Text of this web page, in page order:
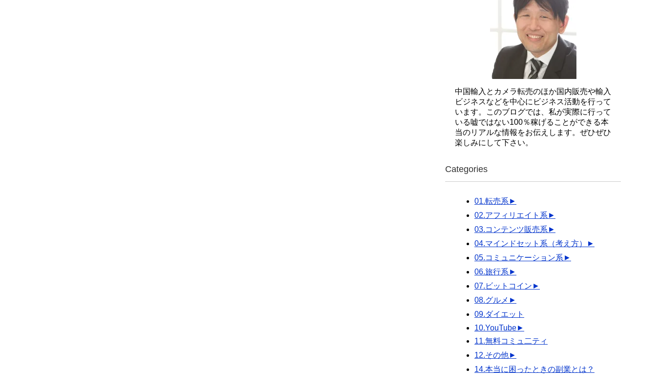
中国輸入とカメラ転売のほか国内販売や輸入
ビジネスなどを中心にビジネス活動を行って
います。このブログでは、私が実際に行って
いる嘘ではない100％稼げることができる本
当のリアルな情報をお伝えします。ぜひぜひ
楽しみにして下さい。
Categories
01.転売系 ►
02.アフィリエイト系 ►
03.コンテンツ販売系 ►
04.マインドセット系（考え方）
►
05.コミュニケーション系 ►
06.旅行系 ►
07.ビットコイン ►
08.グルメ ►
09.ダイエット
10.YouTube►
11.無料コミュ二ティ
12.その他►
14.本当に困ったときの副業とは？